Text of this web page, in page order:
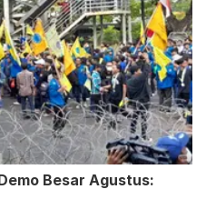
Besar Agustus: